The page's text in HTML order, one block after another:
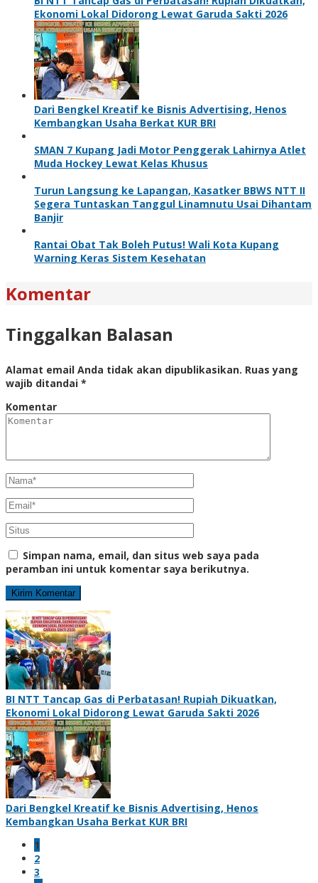
Ekonomi Lokal Didorong Lewat Garuda Sakti 2026
Dari Bengkel Kreatif ke Bisnis Advertising, Henos
Kembangkan Usaha Berkat KUR BRI
SMAN 7 Kupang Jadi Motor Penggerak Lahirnya Atlet
Muda Hockey Lewat Kelas Khusus
Turun Langsung ke Lapangan, Kasatker BBWS NTT II
Segera Tuntaskan Tanggul Linamnutu Usai Dihantam
Banjir
Rantai Obat Tak Boleh Putus! Wali Kota Kupang
Warning Keras Sistem Kesehatan
Komentar
Tinggalkan Balasan
Alamat email Anda tidak akan dipublikasikan. Ruas yang
wajib ditandai *
Komentar
Simpan nama, email, dan situs web saya pada
peramban ini untuk komentar saya berikutnya.
BI NTT Tancap Gas di Perbatasan! Rupiah Dikuatkan,
Ekonomi Lokal Didorong Lewat Garuda Sakti 2026
Dari Bengkel Kreatif ke Bisnis Advertising, Henos
Kembangkan Usaha Berkat KUR BRI
1
2
3